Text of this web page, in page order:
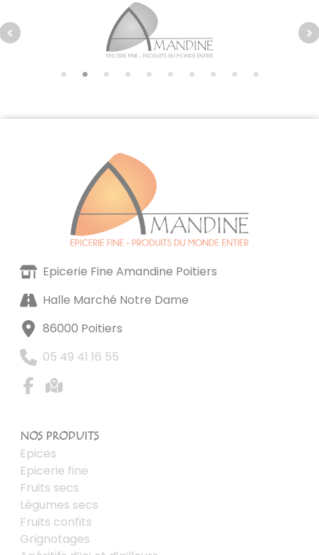
Epicerie Fine Amandine Poitiers
Halle Marché Notre Dame
86000 Poitiers
05 49 41 16 55
NOS PRODUITS
Epices
Epicerie fine
Fruits secs
Légumes secs
Fruits confits
Grignotages